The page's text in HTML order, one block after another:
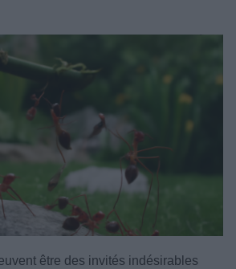
être des invités indésirables